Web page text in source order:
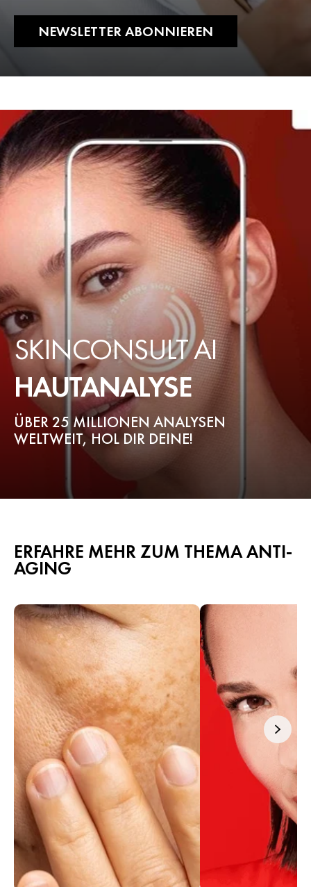
NEWSLETTER ABONNIEREN
SKINCONSULT AI
HAUTANALYSE
ÜBER 25 MILLIONEN ANALYSEN
WELTWEIT, HOL DIR DEINE!
ERFAHRE MEHR ZUM THEMA ANTI-
AGING